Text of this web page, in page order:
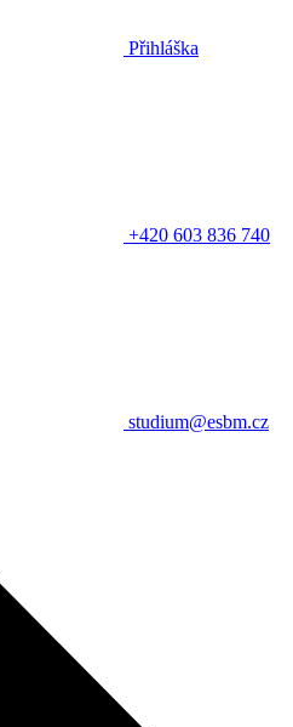
Přihláška
+420 603 836 740
studium@esbm.cz